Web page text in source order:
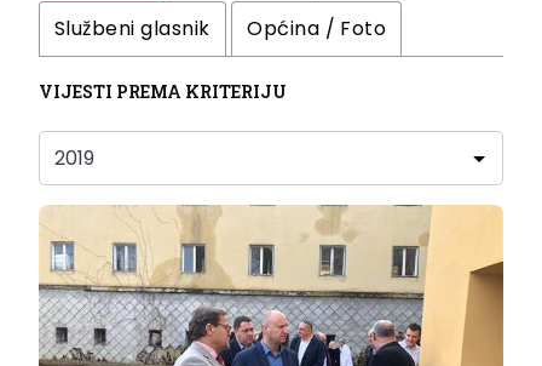
Službeni glasnik Općina / Foto
VIJESTI PREMA KRITERIJU